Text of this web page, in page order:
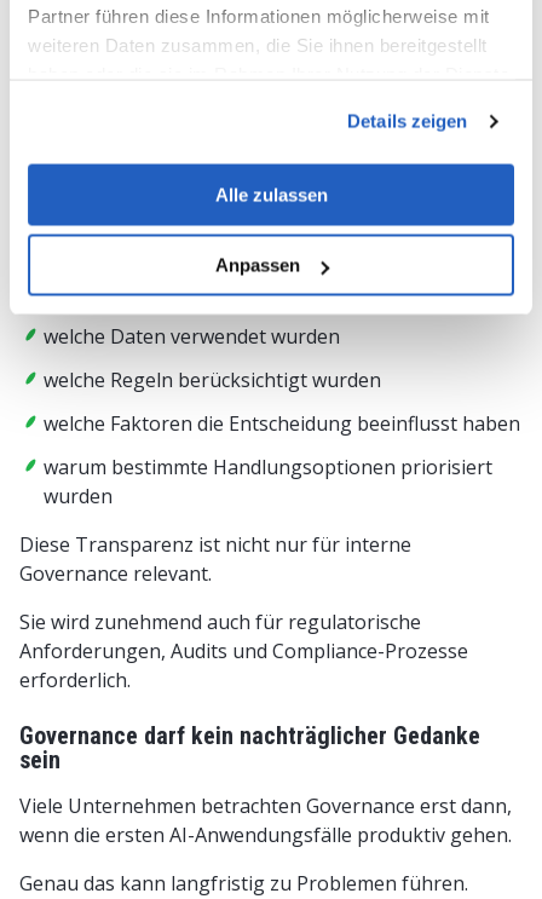
Partner führen diese Informationen möglicherweise mit
weiteren Daten zusammen, die Sie ihnen bereitgestellt
Details zeigen
Alle zulassen
Anpassen
risikobasiert gestalten.
Nachvollziehbarkeit von Entscheidungen.
Wenn ein AI Agent eine Empfehlung ausspricht oder
einen Prozessschritt auslöst, müssen Unternehmen
verstehen können:
welche Daten verwendet wurden
welche Regeln berücksichtigt wurden
welche Faktoren die Entscheidung beeinflusst haben
warum bestimmte Handlungsoptionen priorisiert
wurden
Diese Transparenz ist nicht nur für interne
Governance relevant.
Sie wird zunehmend auch für regulatorische
Anforderungen, Audits und Compliance-Prozesse
erforderlich.
Governance darf kein nachträglicher Gedanke
sein
Viele Unternehmen betrachten Governance erst dann,
wenn die ersten AI-Anwendungsfälle produktiv gehen.
Genau das kann langfristig zu Problemen führen.